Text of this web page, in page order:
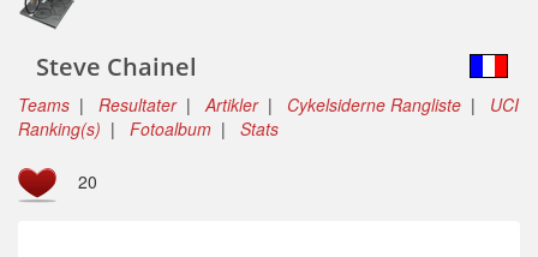
Steve Chainel
Teams | Resultater|Artikler| Cykelsiderne Rangliste | UCI
Ranking(s) | Fotoalbum | Stats
20